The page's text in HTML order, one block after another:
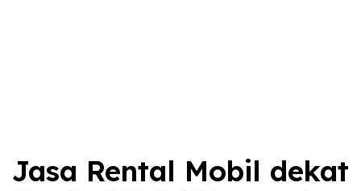
Jasa Rental Mobil dekat